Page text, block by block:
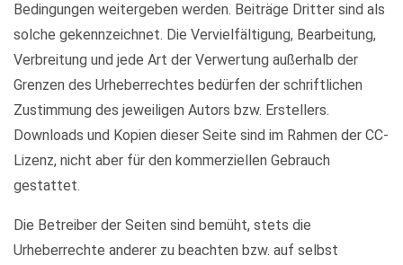
Bedingungen weitergeben werden. Beiträge Dritter sind als
solche gekennzeichnet. Die Vervielfältigung, Bearbeitung,
Verbreitung und jede Art der Verwertung außerhalb der
Grenzen des Urheberrechtes bedürfen der schriftlichen
Zustimmung des jeweiligen Autors bzw. Erstellers.
Downloads und Kopien dieser Seite sind im Rahmen der CC-
Lizenz, nicht aber für den kommerziellen Gebrauch
gestattet.
Die Betreiber der Seiten sind bemüht, stets die
Urheberrechte anderer zu beachten bzw. auf selbst